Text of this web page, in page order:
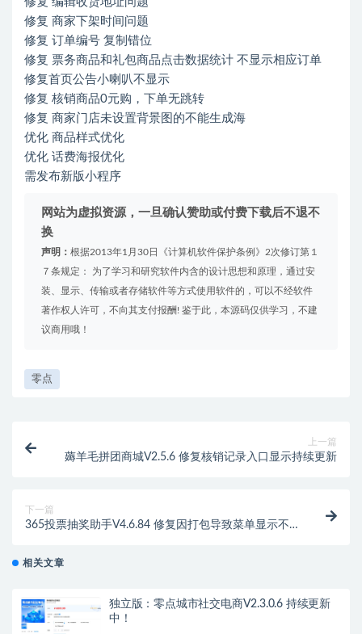
修复 商家下架时间问题
修复 订单编号 复制错位
修复 票务商品和礼包商品点击数据统计 不显示相应订单
修复首页公告小喇叭不显示
修复 核销商品0元购，下单无跳转
修复 商家门店未设置背景图的不能生成海
优化 商品样式优化
优化 话费海报优化
需发布新版小程序
网站为虚拟资源，一旦确认赞助或付费下载后不退不
换
声明： 根据2013年1月30日《计算机软件保护条例》2次修订第１
７条规定： 为了学习和研究软件内含的设计思想和原理，通过安
装、显示、传输或者存储软件等方式使用软件的，可以不经软件
著作权人许可，不向其支付报酬! 鉴于此，本源码仅供学习，不建
议商用哦！
零点
上一篇
薅羊毛拼团商城V2.5.6 修复核销记录入口显示持续更新
下一篇
365投票抽奖助手V4.6.84 修复因打包导致菜单显示不
相关文章
独立版：零点城市社交电商V2.3.0.6 持续更新
中！